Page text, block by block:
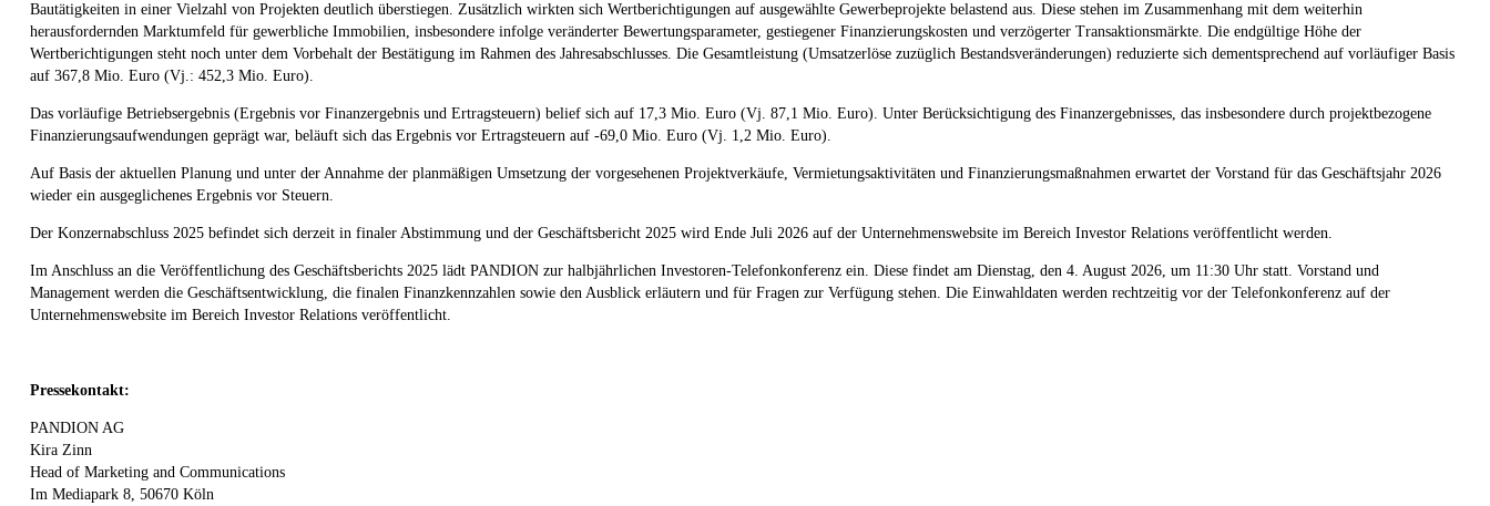
Bautätigkeiten in einer Vielzahl von Projekten deutlich überstiegen. Zusätzlich wirkten sich Wertberichtigungen auf ausgewählte Gewerbeprojekte belastend aus. Diese stehen im Zusammenhang mit dem weiterhin
herausfordernden Marktumfeld für gewerbliche Immobilien, insbesondere infolge veränderter Bewertungsparameter, gestiegener Finanzierungskosten und verzögerter Transaktionsmärkte. Die endgültige Höhe der
Wertberichtigungen steht noch unter dem Vorbehalt der Bestätigung im Rahmen des Jahresabschlusses. Die Gesamtleistung (Umsatzerlöse zuzüglich Bestandsveränderungen) reduzierte sich dementsprechend auf vorläufiger Basis
auf 367,8 Mio. Euro (Vj.: 452,3 Mio. Euro).
Das vorläufige Betriebsergebnis (Ergebnis vor Finanzergebnis und Ertragsteuern) belief sich auf 17,3 Mio. Euro (Vj. 87,1 Mio. Euro). Unter Berücksichtigung des Finanzergebnisses, das insbesondere durch projektbezogene
Finanzierungsaufwendungen geprägt war, beläuft sich das Ergebnis vor Ertragsteuern auf -69,0 Mio. Euro (Vj. 1,2 Mio. Euro).
Auf Basis der aktuellen Planung und unter der Annahme der planmäßigen Umsetzung der vorgesehenen Projektverkäufe, Vermietungsaktivitäten und Finanzierungsmaßnahmen erwartet der Vorstand für das Geschäftsjahr 2026
wieder ein ausgeglichenes Ergebnis vor Steuern.
Der Konzernabschluss 2025 befindet sich derzeit in finaler Abstimmung und der Geschäftsbericht 2025 wird Ende Juli 2026 auf der Unternehmenswebsite im Bereich Investor Relations veröffentlicht werden.
Im Anschluss an die Veröffentlichung des Geschäftsberichts 2025 lädt PANDION zur halbjährlichen Investoren-Telefonkonferenz ein. Diese findet am Dienstag, den 4. August 2026, um 11:30 Uhr statt. Vorstand und
Management werden die Geschäftsentwicklung, die finalen Finanzkennzahlen sowie den Ausblick erläutern und für Fragen zur Verfügung stehen. Die Einwahldaten werden rechtzeitig vor der Telefonkonferenz auf der
Unternehmenswebsite im Bereich Investor Relations veröffentlicht.
Pressekontakt:
PANDION AG
Kira Zinn
Head of Marketing and Communications
Im Mediapark 8, 50670 Köln